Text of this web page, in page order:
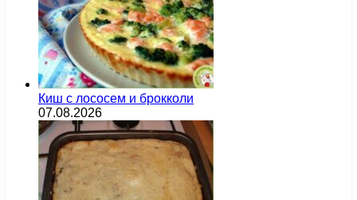
Киш с лососем и брокколи
07.08.2026